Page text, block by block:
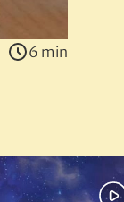
6 min